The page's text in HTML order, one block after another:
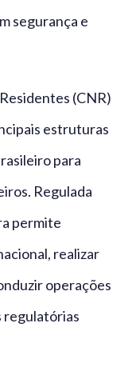
segurança e
(CNR)
estruturas
para
Regulada
permite
realizar
operações
regulatórias